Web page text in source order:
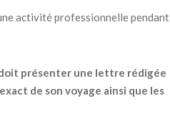
activité professionnelle pendant
présenter une lettre rédigée
de son voyage ainsi que les